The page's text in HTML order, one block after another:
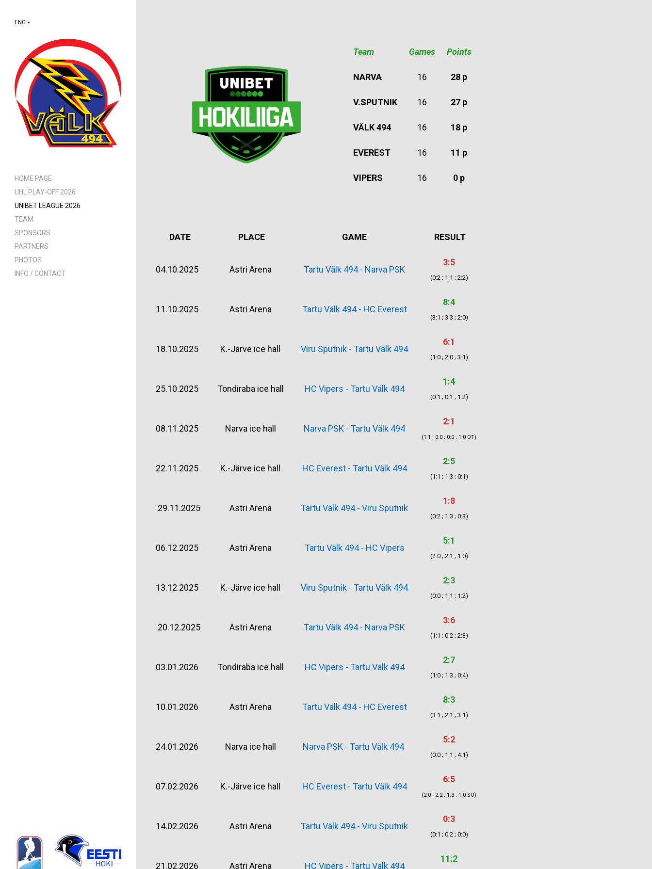
ENG ▼
HOME PAGE
UHL PLAY-OFF 2026
UNIBET LEAGUE 2026
TEAM
SPONSORS
PARTNERS
PHOTOS
INFO / CONTACT
Team Games Points
NARVA 16 28 p
V.SPUTNIK 16 27 p
VÄLK 494 16 18 p
EVEREST 16 11 p
VIPERS 16 0 p
DATE PLACE GAME RESULT
04.10.2025 Astri Arena Tartu Välk 494 - Narva PSK
3:5
(0:2 ; 1:1 ; 2:2)
11.10.2025 Astri Arena Tartu Välk 494 - HC Everest
8:4
(3:1 ; 3:3 ; 2:0)
18.10.2025 K.-Järve ice hall Viru Sputnik - Tartu Välk 494
6:1
(1:0 ; 2:0 ; 3:1)
25.10.2025 Tondiraba ice hall HC Vipers - Tartu Välk 494
1:4
(0:1 ; 0:1 ; 1:2)
08.11.2025 Narva ice hall Narva PSK - Tartu Välk 494
2:1
(1:1 ; 0:0 ; 0:0 ; 1:0 OT)
22.11.2025 K.-Järve ice hall HC Everest - Tartu Välk 494
2:5
(1:1 ; 1:3 ; 0:1)
29.11.2025 Astri Arena Tartu Välk 494 - Viru Sputnik
1:8
(0:2 ; 1:3 ; 0:3)
06.12.2025 Astri Arena Tartu Välk 494 - HC Vipers
5:1
(2:0 ; 2:1 ; 1:0)
13.12.2025 K.-Järve ice hall Viru Sputnik - Tartu Välk 494
2:3
(0:0 ; 1:1 ; 1:2)
20.12.2025 Astri Arena Tartu Välk 494 - Narva PSK
3:6
(1:1 ; 0:2 ; 2:3)
03.01.2026 Tondiraba ice hall HC Vipers - Tartu Välk 494
2:7
(1:0 ; 1:3 ; 0:4)
10.01.2026 Astri Arena Tartu Välk 494 - HC Everest
8:3
(3:1 ; 2:1 ; 3:1)
24.01.2026 Narva ice hall Narva PSK - Tartu Välk 494
5:2
(0:0 ; 1:1 ; 4:1)
07.02.2026 K.-Järve ice hall HC Everest - Tartu Välk 494
6:5
(2:0 ; 2:2 ; 1:3 ; 1:0 SO)
14.02.2026 Astri Arena Tartu Välk 494 - Viru Sputnik
0:3
(0:1 ; 0:2 ; 0:0)
21.02.2026 Astri Arena HC Vipers - Tartu Välk 494
11:2